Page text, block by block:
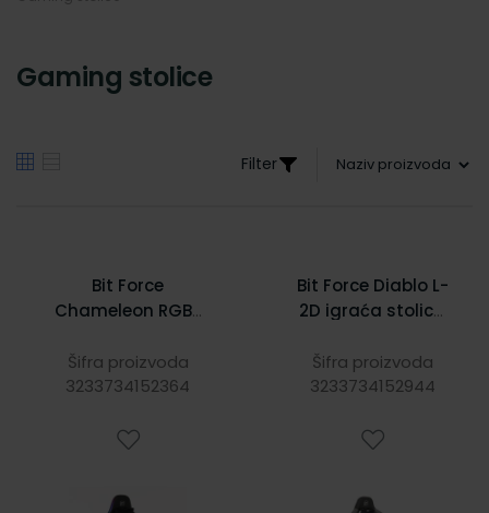
Gaming stolice
Filter
Bit Force
Chameleon RGB-
Šifra proizvoda
3233734152364
Bit Force Diablo L-
2D igraća stolica
Šifra proizvoda
3233734152944